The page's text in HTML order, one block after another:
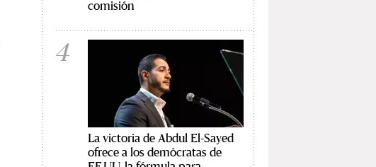
comisión
4
La victoria de Abdul El-Sayed
ofrece a los demócratas de